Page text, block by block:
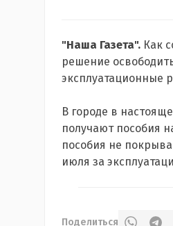
"Наша Газета". Как
решение
эксплуатационные
В городе в
получают пособия
пособия не
июля за
Поделиться